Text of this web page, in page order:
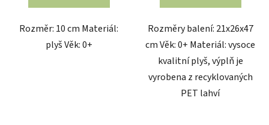
Rozměr: 10 cm Materiál:
plyš Věk: 0+
Rozměry balení: 21x26x47
cm Věk: 0+ Materiál: vysoce
kvalitní plyš, výplň je
vyrobena z recyklovaných
PET lahví